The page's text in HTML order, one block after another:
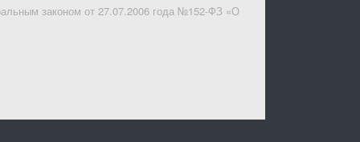
законом от 27.07.2006 года №152-ФЗ «О